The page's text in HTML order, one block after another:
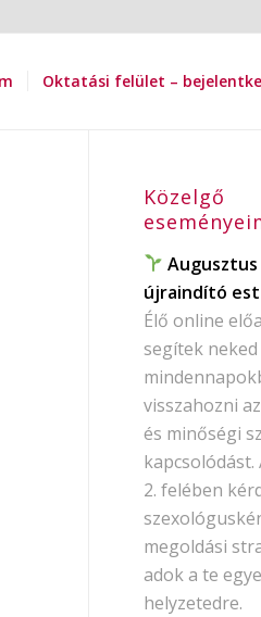
Oktatási felület –
Közelgő
Augusztus
újraindító est
Élő online
segítek neked
visszahozni
és minőségi
kapcsolódást.
2. felében
megoldási
adok a te
helyzetedre.